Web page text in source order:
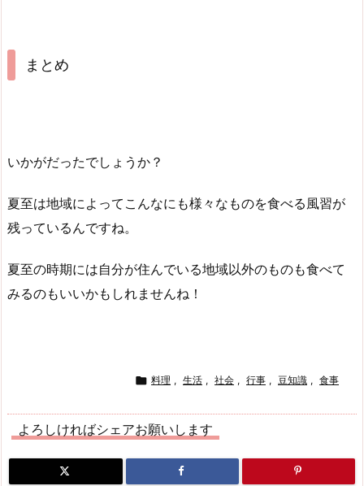
まとめ
いかがだったでしょうか？
夏至は地域によってこんなにも様々なものを食べる風習が
残っているんですね。
夏至の時期には自分が住んでいる地域以外のものも食べて
みるのもいいかもしれませんね！
 料理 , 生活 , 社会 , 行事 , 豆知識 , 食事
よろしければシェアお願いします